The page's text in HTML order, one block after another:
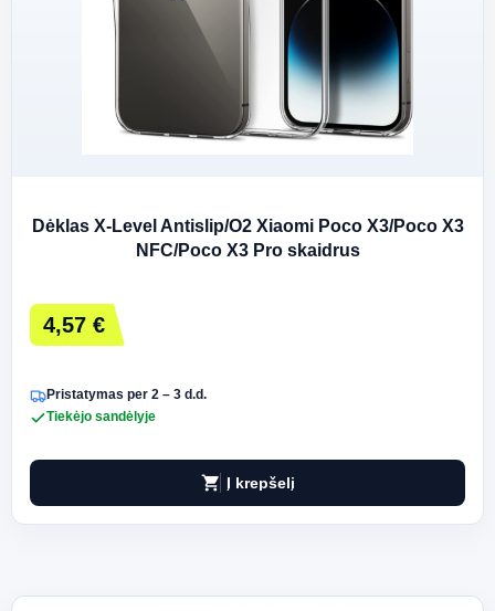
Dėklas X-Level Antislip/O2 Xiaomi Poco X3/Poco X3
NFC/Poco X3 Pro skaidrus
4,57 €
Pristatymas per 2 – 3 d.d.
Tiekėjo sandėlyje
shopping_cart Į krepšelį